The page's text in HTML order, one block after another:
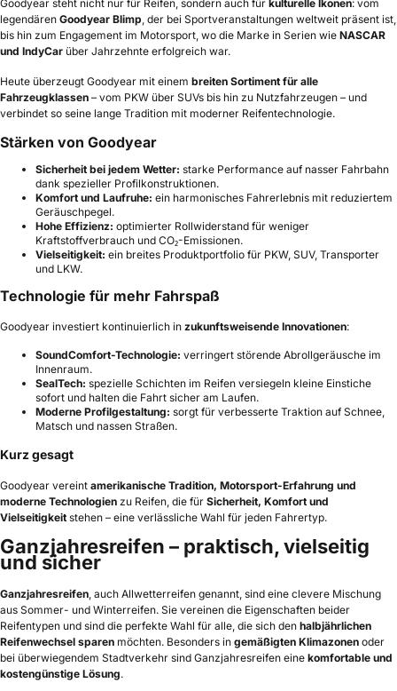
Goodyear steht nicht nur für Reifen, sondern auch für kulturelle Ikonen: vom
legendären Goodyear Blimp, der bei Sportveranstaltungen weltweit präsent ist,
bis hin zum Engagement im Motorsport, wo die Marke in Serien wie NASCAR
und IndyCar über Jahrzehnte erfolgreich war.
Heute überzeugt Goodyear mit einem breiten Sortiment für alle
Fahrzeugklassen – vom PKW über SUVs bis hin zu Nutzfahrzeugen – und
verbindet so seine lange Tradition mit moderner Reifentechnologie.
Stärken von Goodyear
Sicherheit bei jedem Wetter: starke Performance auf nasser Fahrbahn
dank spezieller Profilkonstruktionen.
Komfort und Laufruhe: ein harmonisches Fahrerlebnis mit reduziertem
Geräuschpegel.
Hohe Effizienz: optimierter Rollwiderstand für weniger
Kraftstoffverbrauch und CO₂-Emissionen.
Vielseitigkeit: ein breites Produktportfolio für PKW, SUV, Transporter
und LKW.
Technologie für mehr Fahrspaß
Goodyear investiert kontinuierlich in zukunftsweisende Innovationen:
SoundComfort-Technologie: verringert störende Abrollgeräusche im
Innenraum.
SealTech: spezielle Schichten im Reifen versiegeln kleine Einstiche
sofort und halten die Fahrt sicher am Laufen.
Moderne Profilgestaltung: sorgt für verbesserte Traktion auf Schnee,
Matsch und nassen Straßen.
Kurz gesagt
Goodyear vereint amerikanische Tradition, Motorsport-Erfahrung und
moderne Technologien zu Reifen, die für Sicherheit, Komfort und
Vielseitigkeit stehen – eine verlässliche Wahl für jeden Fahrertyp.
Ganzjahresreifen – praktisch, vielseitig
und sicher
Ganzjahresreifen, auch Allwetterreifen genannt, sind eine clevere Mischung
aus Sommer- und Winterreifen. Sie vereinen die Eigenschaften beider
Reifentypen und sind die perfekte Wahl für alle, die sich den halbjährlichen
Reifenwechsel sparen möchten. Besonders in gemäßigten Klimazonen oder
bei überwiegendem Stadtverkehr sind Ganzjahresreifen eine komfortable und
kostengünstige Lösung.